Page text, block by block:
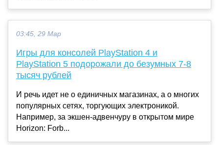
03:45, 29 Мар
Игры для консолей PlayStation 4 и
PlayStation 5 подорожали до безумных 7-8
тысяч рублей
И речь идет не о единичных магазинах, а о многих
популярных сетях, торгующих электроникой.
Например, за экшен-адвенчуру в открытом мире
Horizon: Forb...